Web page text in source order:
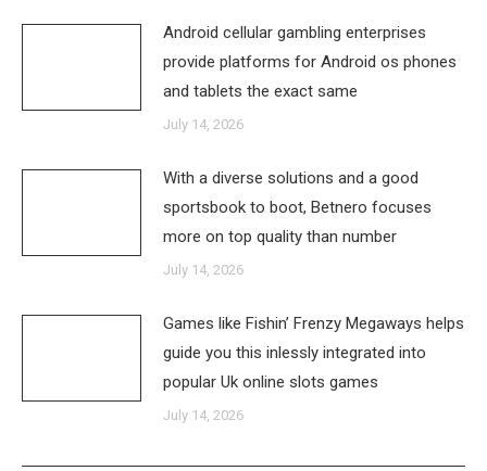
Android cellular gambling enterprises
provide platforms for Android os phones
and tablets the exact same
July 14, 2026
With a diverse solutions and a good
sportsbook to boot, Betnero focuses
more on top quality than number
July 14, 2026
Games like Fishin’ Frenzy Megaways helps
guide you this inlessly integrated into
popular Uk online slots games
July 14, 2026